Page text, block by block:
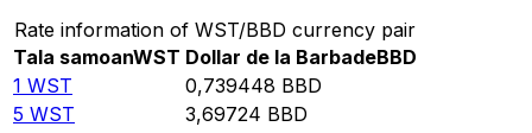
Rate information of WST/BBD currency pair
Tala samoanWST Dollar de la BarbadeBBD
1 WST 0,739448 BBD
5 WST 3,69724 BBD